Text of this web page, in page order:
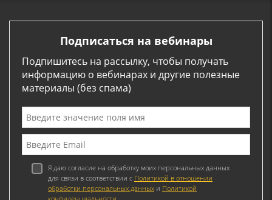
Подписаться на вебинары
Подпишитесь на рассылку, чтобы получать
информацию о вебинарах и другие полезные
материалы (без спама)
Я даю согласие на обработку моих персональных данных
для связи в соответствии с Политикой в отношении
обработки персональных данных и Политикой